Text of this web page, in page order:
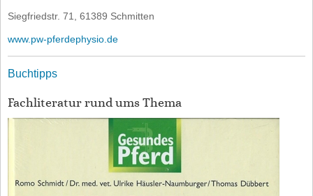
Siegfriedstr. 71, 61389 Schmitten
www.pw-pferdephysio.de
Buchtipps
Fachliteratur rund ums Thema